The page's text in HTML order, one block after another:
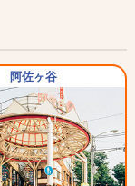
阿佐ヶ谷